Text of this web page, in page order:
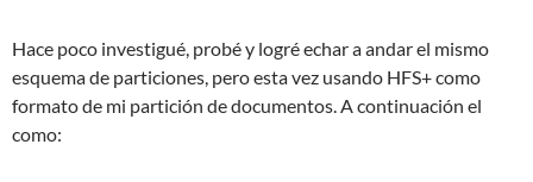
Hace poco investigué, probé y logré echar a andar el mismo
esquema de particiones, pero esta vez usando HFS+ como
formato de mi partición de documentos. A continuación el
como: